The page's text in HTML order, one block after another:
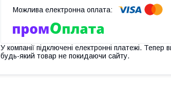
У компанії підключені електронні платежі. Тепер
будь-який товар не покидаючи сайту.